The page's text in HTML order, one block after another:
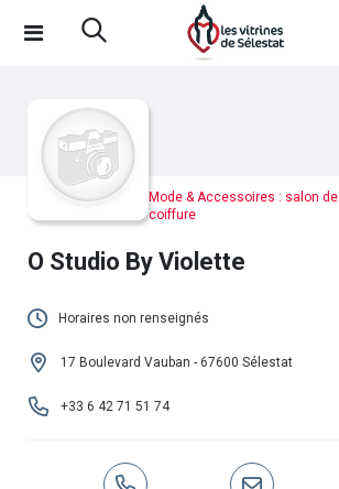
Mode & Accessoires : salon de
coiffure
O Studio By Violette
Horaires non renseignés
Cet établissement n'a pas encore renseigné
17 Boulevard Vauban - 67600 Sélestat
+33 6 42 71 51 74